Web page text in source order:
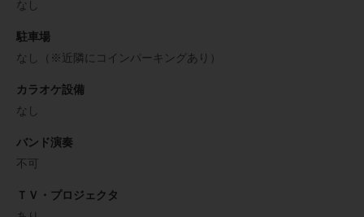
なし
駐車場
なし（※近隣にコインパーキングあり）
カラオケ設備
なし
バンド演奏
不可
ＴＶ・プロジェクタ